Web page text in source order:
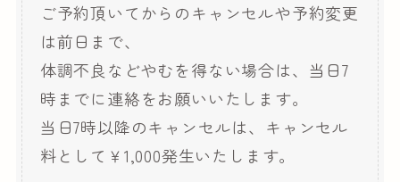
ご予約頂いてからのキャンセルや予約変更
は前日まで、
体調不良などやむを得ない場合は、当日7
時までに連絡をお願いいたします。
当日7時以降のキャンセルは、キャンセル
料として￥1,000発生いたします。